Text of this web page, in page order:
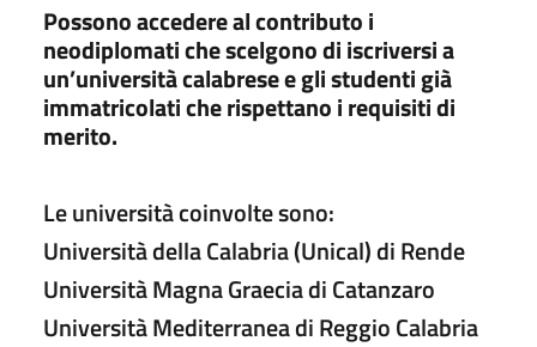
Possono accedere al contributo i
neodiplomati che scelgono di iscriversi a
un’università calabrese e gli studenti già
immatricolati che rispettano i requisiti di
merito.
Le università coinvolte sono:
Università della Calabria (Unical) di Rende
Università Magna Graecia di Catanzaro
Università Mediterranea di Reggio Calabria